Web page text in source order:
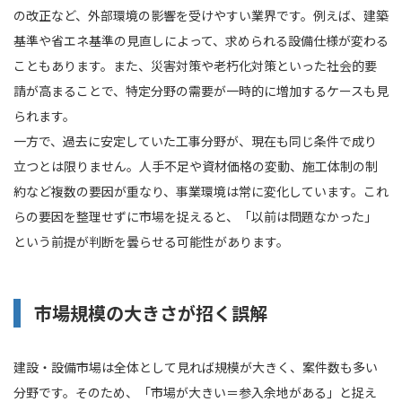
の改正など、外部環境の影響を受けやすい業界です。例えば、建築
基準や省エネ基準の見直しによって、求められる設備仕様が変わる
こともあります。また、災害対策や老朽化対策といった社会的要
請が高まることで、特定分野の需要が一時的に増加するケースも見
られます。
一方で、過去に安定していた工事分野が、現在も同じ条件で成り
立つとは限りません。人手不足や資材価格の変動、施工体制の制
約など複数の要因が重なり、事業環境は常に変化しています。これ
らの要因を整理せずに市場を捉えると、「以前は問題なかった」
という前提が判断を曇らせる可能性があります。
市場規模の大きさが招く誤解
建設・設備市場は全体として見れば規模が大きく、案件数も多い
分野です。そのため、「市場が大きい＝参入余地がある」と捉え